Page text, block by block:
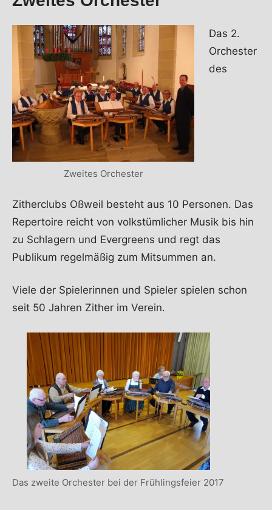
Zweites Orchester
Das 2.
Orchester
des
Zitherclubs Oßweil besteht aus 10 Personen. Das
Repertoire reicht von volkstümlicher Musik bis hin
zu Schlagern und Evergreens und regt das
Publikum regelmäßig zum Mitsummen an.
Viele der Spielerinnen und Spieler spielen schon
seit 50 Jahren Zither im Verein.
Das zweite Orchester bei der Frühlingsfeier 2017